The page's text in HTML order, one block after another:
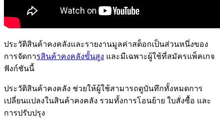
ประวัติสินค้าคงคลังและรายงานมูลค่าสต็อกเป็นส่วนหนึ่งของ
การจัดการสินค้าคงคลังขั้นสูง และมีเฉพาะผู้ใช้ที่สมัครแพ็คเกจ
ฟังก์ชันนี้
ประวัติสินค้าคงคลัง ช่วยให้ผู้ใช้สามารถดูบันทึกทั้งหมดการ
เปลี่ยนแปลงในสินค้าคงคลัง รวมทั้งการโอนย้าย ใบสั่งซื้อ และ
การปรับปรุง